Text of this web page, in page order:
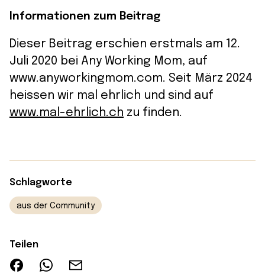
Informationen zum Beitrag
Dieser Beitrag erschien erstmals am 12.
Juli 2020 bei Any Working Mom, auf
www.anyworkingmom.com. Seit März 2024
heissen wir mal ehrlich und sind auf
www.mal-ehrlich.ch zu finden.
Schlagworte
aus der Community
Teilen